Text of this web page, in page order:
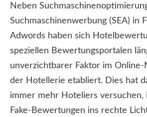
Neben
Suchmaschinenwerbung (SEA) in
Adwords haben sich
speziellen Bewertungsportalen
unverzichtbarer Faktor im
der Hotellerie etabliert. Dies hat
immer mehr Hoteliers
Fake-Bewertungen ins rechte